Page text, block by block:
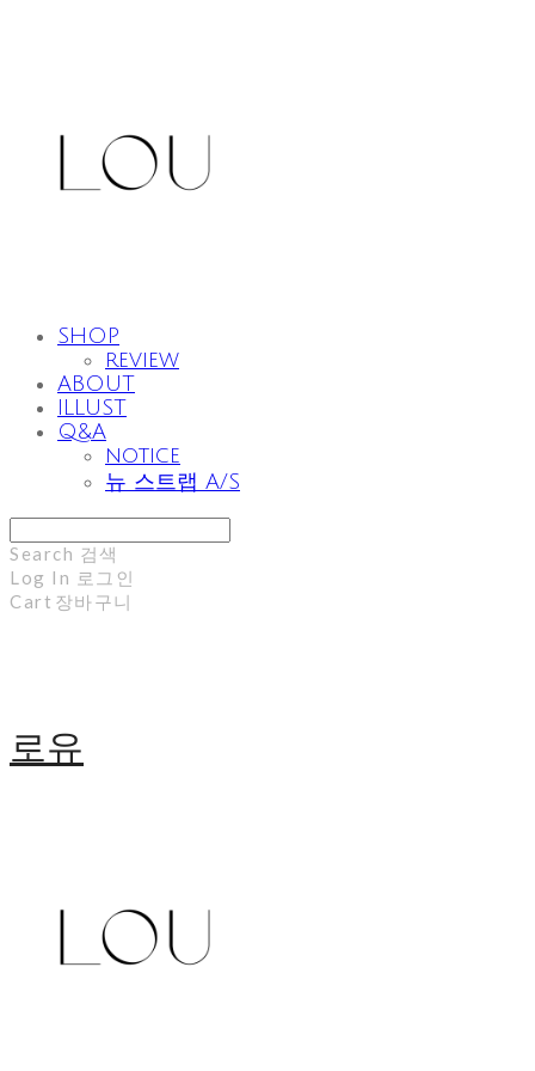
SHOP
review
ABOUT
ILLUST
Q&A
notice
뉴 스트랩 A/S
Search 검색
Log In 로그인
Cart 장바구니
로유